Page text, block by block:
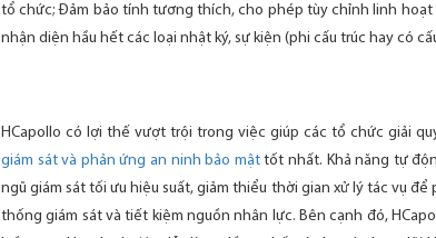
tổ chức; Đảm bảo tính tương thích, cho phép tùy chỉnh linh
nhận diện hầu hết các loại nhật ký, sự kiện (phi cấu trúc hay có
HCapollo có lợi thế vượt trội trong việc giúp các tổ chức giải
giám sát và phản ứng an ninh bảo mậttốt nhất. Khả năng tự
ngũ giám sát tối ưu hiệu suất, giảm thiểu thời gian xử lý tác vụ
thống giám sát và tiết kiệm nguồn nhân lực. Bên cạnh đó,